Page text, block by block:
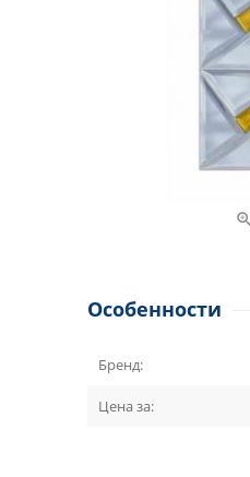

Особенности
Бренд:
Цена за: